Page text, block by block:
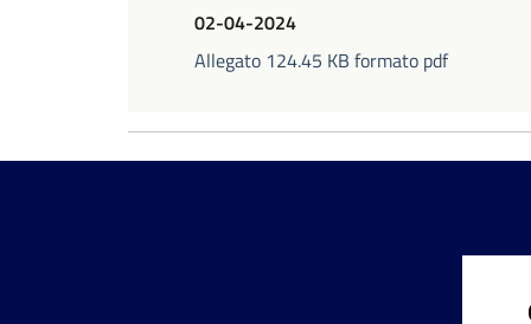
02-04-2024
Allegato 124.45 KB formato pdf